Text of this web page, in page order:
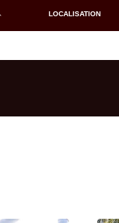
LOCALISATION